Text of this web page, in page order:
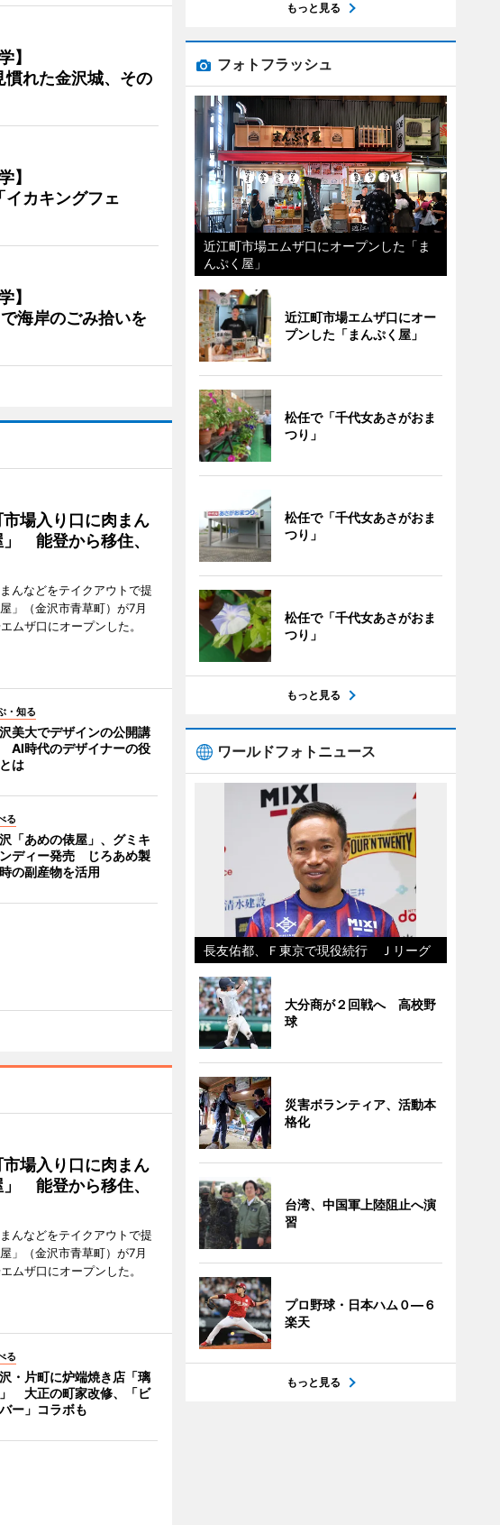
】
れた金沢城、その
】
カキングフェ
】
海岸のごみ拾いを
場入り口に肉まん
」 能登から移住、
んなどをテイクアウトで提
」（金沢市青草町）が7月
ムザ口にオープンした。
・知る
美大でデザインの公開講
AI時代のデザイナーの役
は
る
「あめの俵屋」、グミキ
ディー発売 じろあめ製
の副産物を活用
場入り口に肉まん
」 能登から移住、
んなどをテイクアウトで提
」（金沢市青草町）が7月
ムザ口にオープンした。
る
・片町に炉端焼き店「璃
大正の町家改修、「ビ
ー」コラボも
もっと見る
フォトフラッシュ
近江町市場エムザ口にオープンした「ま
んぷく屋」
近江町市場エムザ口にオー
プンした「まんぷく屋」
松任で「千代女あさがおま
つり」
松任で「千代女あさがおま
つり」
松任で「千代女あさがおま
つり」
もっと見る
ワールドフォトニュース
長友佑都、Ｆ東京で現役続行 Ｊリーグ
大分商が２回戦へ 高校野
球
災害ボランティア、活動本
格化
台湾、中国軍上陸阻止へ演
習
プロ野球・日本ハム０―６
楽天
もっと見る